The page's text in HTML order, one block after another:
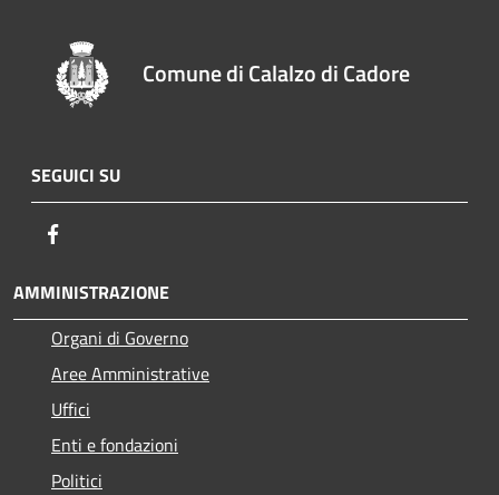
Comune di Calalzo di Cadore
SEGUICI SU
AMMINISTRAZIONE
Organi di Governo
Aree Amministrative
Uffici
Enti e fondazioni
Politici